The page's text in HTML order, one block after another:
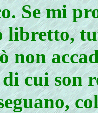
Se mi
libretto,
non
cui son